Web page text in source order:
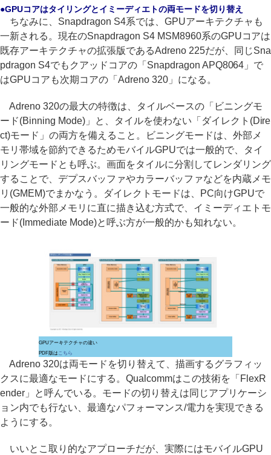
●GPUコアはタイリングとイミーディエトの両モードを切り替え
ちなみに、Snapdragon S4系では、GPUアーキテクチャも
一新される。現在のSnapdragon S4 MSM8960系のGPUコアは
既存アーキテクチャの拡張版であるAdreno 225だが、同じSna
pdragon S4でもクアッドコアの「Snapdragon APQ8064」で
はGPUコアも次期コアの「Adreno 320」になる。
Adreno 320の最大の特徴は、タイルベースの「ビニングモ
ード(Binning Mode)」と、タイルを使わない「ダイレクト(Dire
ct)モード」の両方を備えること。ビニングモードは、外部メ
モリ帯域を節約できるためモバイルGPUでは一般的で、タイ
リングモードとも呼ぶ。画面をタイルに分割してレンダリング
することで、デプスバッファやカラーバッファなどを内蔵メモ
リ(GMEM)でまかなう。ダイレクトモードは、PC向けGPUで
一般的な外部メモリに直に描き込む方式で、イミーディエトモ
ード(Immediate Mode)と呼ぶ方が一般的かも知れない。
GPUアーキテクチャの違い
PDF版は こちら
Adreno 320は両モードを切り替えて、描画するグラフィッ
クスに最適なモードにする。Qualcommはこの技術を「FlexR
ender」と呼んでいる。モードの切り替えは同じアプリケーシ
ョン内でも行ない、最適なパフォーマンス/電力を実現できる
ようにする。
いいとこ取り的なアプローチだが、実際にはモバイルGPU